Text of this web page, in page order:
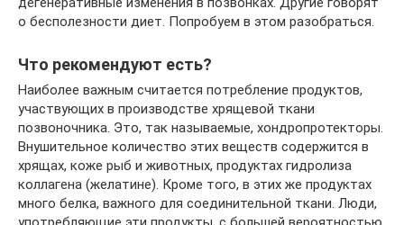
о бесполезности диет. Попробуем в этом разобраться.
Что рекомендуют есть?
Наиболее важным считается потребление продуктов,
участвующих в производстве хрящевой ткани
позвоночника. Это, так называемые, хондропротекторы.
Внушительное количество этих веществ содержится в
хрящах, коже рыб и животных, продуктах гидролиза
коллагена (желатине). Кроме того, в этих же продуктах
много белка, важного для соединительной ткани. Люди,